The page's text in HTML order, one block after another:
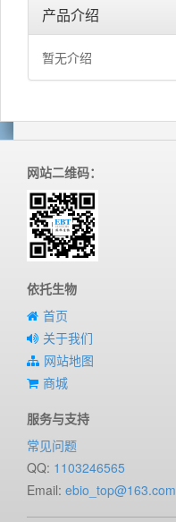
产品介绍
暂无介绍
网站二维码：
依托生物
首页
关于我们
网站地图
商城
服务与支持
常见问题
QQ: 1103246565
Email: ebio_top@163.com